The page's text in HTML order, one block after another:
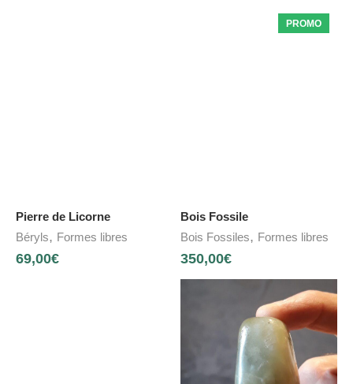
Pierre de Licorne
Béryls, Formes libres
69,00€
PROMO
Bois Fossile
Bois Fossiles, Formes libres
350,00€